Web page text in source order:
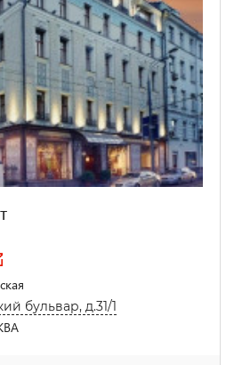
бульвар, д.31/1